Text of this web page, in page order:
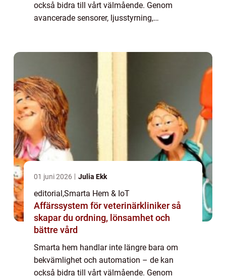
också bidra till vårt välmående. Genom
avancerade sensorer, ljusstyrning,
01 juni 2026 Julia Ekk
editorial ,Smarta Hem & IoT
Affärssystem för veterinärkliniker så
skapar du ordning, lönsamhet och
bättre vård
Smarta hem handlar inte längre bara om
bekvämlighet och automation – de kan
också bidra till vårt välmående. Genom